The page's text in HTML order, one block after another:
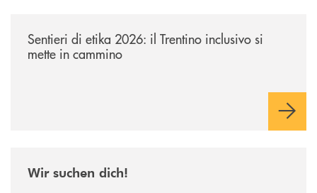
Sentieri di etika 2026: il Trentino inclusivo si
mette in cammino
Wir suchen dich!